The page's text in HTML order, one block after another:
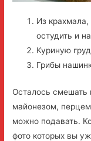
Из
остудить и
Куриную
Грибы
Осталось смешать
майонезом,
можно подавать.
фото которых вы